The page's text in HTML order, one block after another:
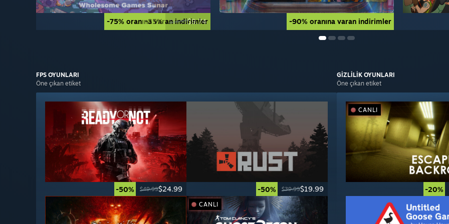
-75% oranına varan indirimler -90% oranına varan indirimler
-35% $14.99$9.74 -90% oranına varan indirimler
FPS OYUNLARI
Öne çıkan etiket
-50% $49.99$24.99 -50% $39.99$19.99
CANLI
GİZLİLİK OYUNLARI
Öne çıkan etiket
-20%
CANLI